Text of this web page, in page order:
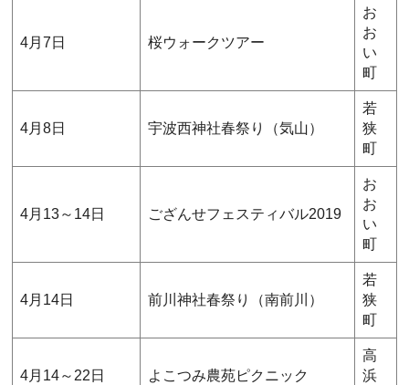
4月7日 桜ウォークツアー
お
お
い
町
4月8日 宇波西神社春祭り（気山）
若
狭
町
4月13～14日 ござんせフェスティバル2019
お
お
い
町
4月14日 前川神社春祭り（南前川）
若
狭
町
4月14～22日 よこつみ農苑ピクニック
高
浜